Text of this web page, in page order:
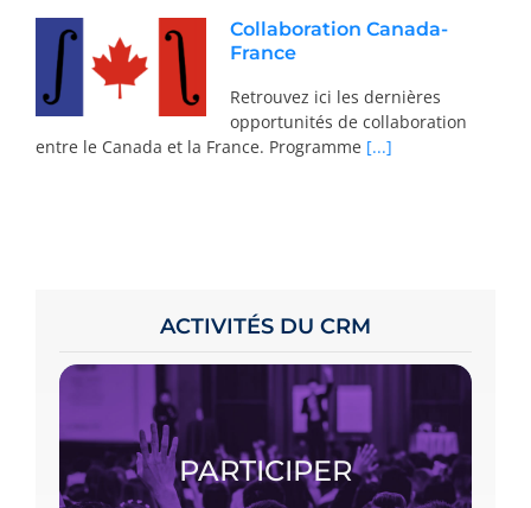
Collaboration Canada-
France
Retrouvez ici les dernières
opportunités de collaboration
entre le Canada et la France. Programme [...]
ACTIVITÉS DU CRM
PARTICIPER
Pour participer, consultez le calendrier,
accédez à la page spécifique de l’activité
choisie et s’inscrire.